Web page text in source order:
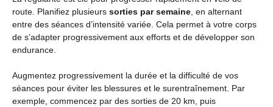
route. Planifiez plusieurs sorties par semaine , en alternant
entre des séances d’intensité variée. Cela permet à votre corps
de s’adapter progressivement aux efforts et de développer son
endurance.
Augmentez progressivement la durée et la difficulté de vos
séances pour éviter les blessures et le surentraînement. Par
exemple, commencez par des sorties de 20 km, puis